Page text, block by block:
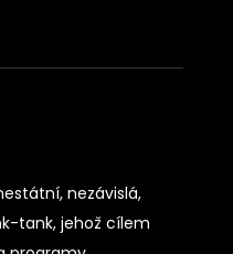
nezávislá,
tank, jehož cílem